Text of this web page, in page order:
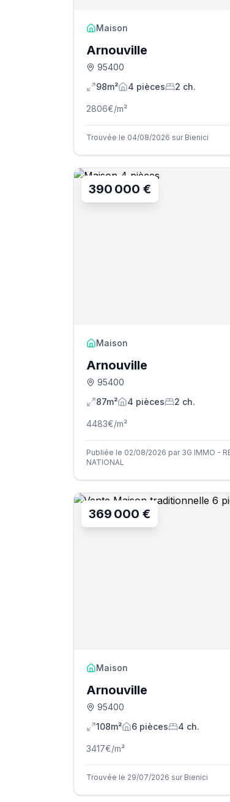
Maison
Arnouville
95400
98m²
4 pièces 2 ch.
2806€/m²
Trouvée le 04/08/2026 sur Bienici
390 000 €
Maison
Arnouville
95400
87m²
4 pièces 2 ch.
4483€/m²
Publiée le 02/08/2026 par 3G IMMO -
NATIONAL
369 000 €
Maison
Arnouville
95400
108m²
6 pièces 4 ch.
3417€/m²
Trouvée le 29/07/2026 sur Bienici